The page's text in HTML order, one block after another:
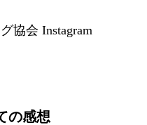
協会 Instagram
の感想